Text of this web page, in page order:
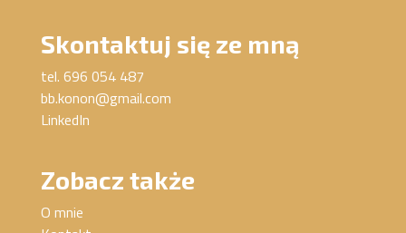
Skontaktuj się ze mną
tel. 696 054 487
bb.konon@gmail.com
LinkedIn
Zobacz także
O mnie